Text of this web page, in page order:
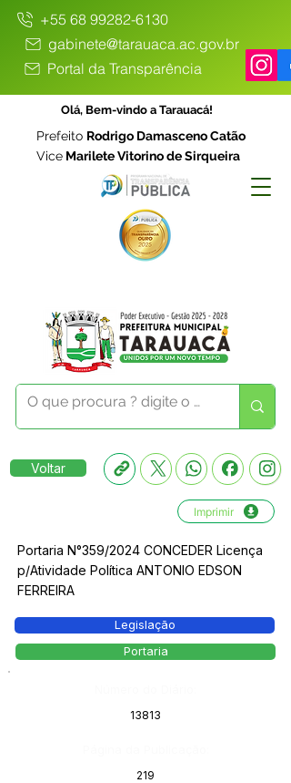
+55 68 99282-6130
gabinete@tarauaca.ac.gov.br
Portal da Transparência
Olá, Bem-vindo a Tarauacá!
Prefeito Rodrigo Damasceno Catão
Vice Marilete Vitorino de Sirqueira
Voltar
Imprimir
Portaria N°359/2024 CONCEDER Licença
p/Atividade Política ANTONIO EDSON
FERREIRA
Legislação
Portaria
13813
219